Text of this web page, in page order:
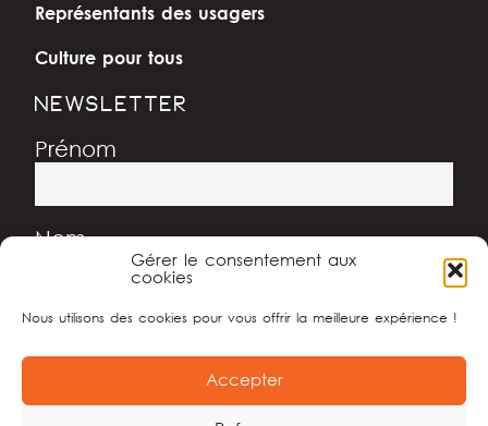
Gérer le consentement aux
cookies
Nous utilisons des cookies pour vous offrir la meilleure expérience !
Accepter
Représentants des usagers
Culture pour tous
NEWSLETTER
Prénom
Nom
Adresse e-mail